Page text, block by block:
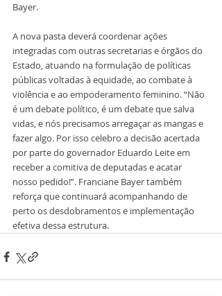
Bayer.
A nova pasta deverá coordenar ações
integradas com outras secretarias e órgãos do
Estado, atuando na formulação de políticas
públicas voltadas à equidade, ao combate à
violência e ao empoderamento feminino. “Não
é um debate político, é um debate que salva
vidas, e nós precisamos arregaçar as mangas e
fazer algo. Por isso celebro a decisão acertada
por parte do governador Eduardo Leite em
receber a comitiva de deputadas e acatar
nosso pedido!”. Franciane Bayer também
reforça que continuará acompanhando de
perto os desdobramentos e implementação
efetiva dessa estrutura.